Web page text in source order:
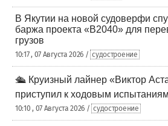
В Якутии на новой судоверфи
баржа проекта «В2040» для
грузов
10:17 , 07 Августа 2026 / судостроение
🛳️ Круизный лайнер «Виктор
приступил к ходовым
10:10 , 07 Августа 2026 / судостроение